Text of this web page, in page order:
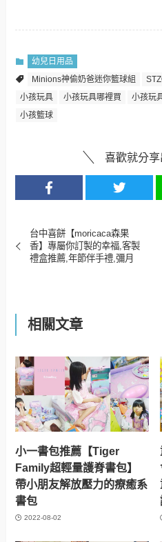
幼兒日用品
Minions神偷奶爸迷你籃球組
小孩玩具
小孩玩具哪裡買 小孩玩
小孩籃球
喜歡就分享
台中喜餅【moricaca森果
香】專屬你訂製的幸福,客製
禮盒推薦,年節伴手禮,彌月
相關文章
小一書包推薦【Tiger
Family超輕量護脊書包】
帶小朋友解放壓力的療癒系
書包
2022-08-02